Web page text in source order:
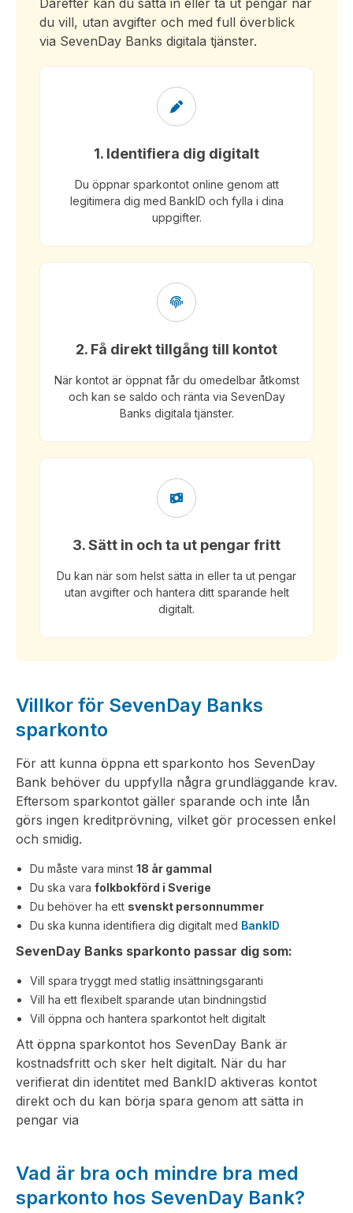
Därefter kan du sätta in eller ta ut pengar när
du vill, utan avgifter och med full överblick
via SevenDay Banks digitala tjänster.
1. Identifiera dig digitalt
Du öppnar sparkontot online genom att
legitimera dig med BankID och fylla i dina
uppgifter.
2. Få direkt tillgång till kontot
När kontot är öppnat får du omedelbar åtkomst
och kan se saldo och ränta via SevenDay
Banks digitala tjänster.
3. Sätt in och ta ut pengar fritt
Du kan när som helst sätta in eller ta ut pengar
utan avgifter och hantera ditt sparande helt
digitalt.
Villkor för SevenDay Banks
sparkonto
För att kunna öppna ett sparkonto hos SevenDay
Bank behöver du uppfylla några grundläggande krav.
Eftersom sparkontot gäller sparande och inte lån
görs ingen kreditprövning, vilket gör processen enkel
och smidig.
Du måste vara minst 18 år gammal
Du ska vara folkbokförd i Sverige
Du behöver ha ett svenskt personnummer
Du ska kunna identifiera dig digitalt med BankID
SevenDay Banks sparkonto passar dig som:
Vill spara tryggt med statlig insättningsgaranti
Vill ha ett flexibelt sparande utan bindningstid
Vill öppna och hantera sparkontot helt digitalt
Att öppna sparkontot hos SevenDay Bank är
kostnadsfritt och sker helt digitalt. När du har
verifierat din identitet med BankID aktiveras kontot
direkt och du kan börja spara genom att sätta in
pengar via
Vad är bra och mindre bra med
sparkonto hos SevenDay Bank?